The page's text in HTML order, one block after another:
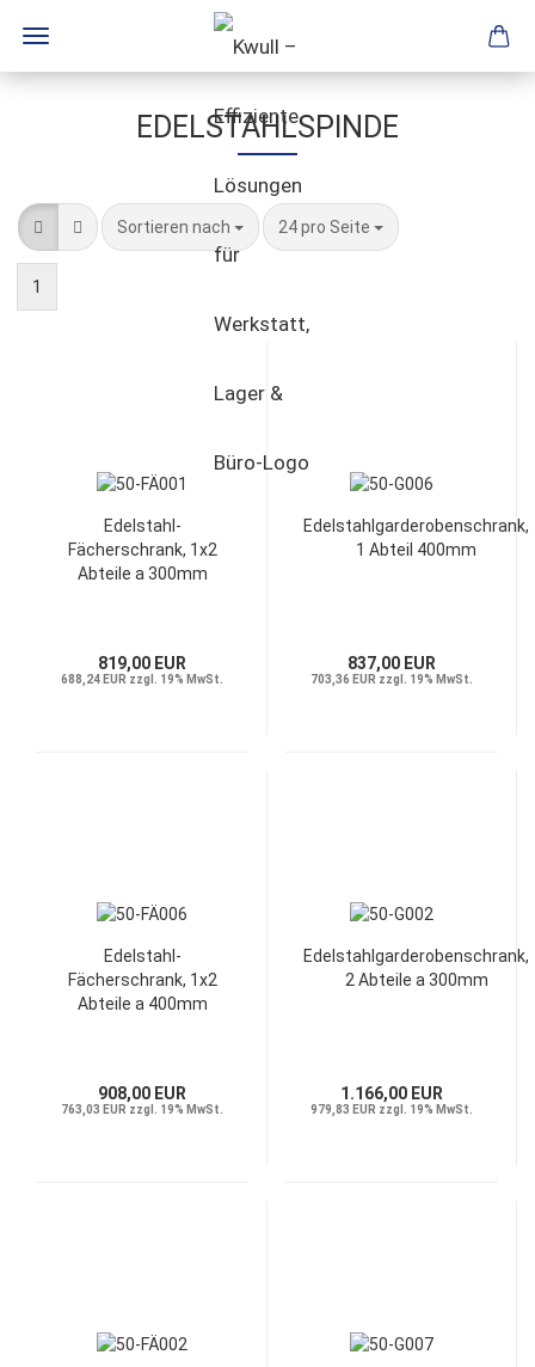
EDELSTAHLSPINDE
Sortieren nach 24 pro Seite
1
Edelstahl-
Fächerschrank, 1x2
Abteile a 300mm
819,00 EUR
688,24 EUR zzgl. 19% MwSt.
Edelstahlgarderobenschrank,
1 Abteil 400mm
837,00 EUR
703,36 EUR zzgl. 19% MwSt.
Edelstahl-
Fächerschrank, 1x2
Abteile a 400mm
908,00 EUR
763,03 EUR zzgl. 19% MwSt.
Edelstahlgarderobenschrank,
2 Abteile a 300mm
1.166,00 EUR
979,83 EUR zzgl. 19% MwSt.